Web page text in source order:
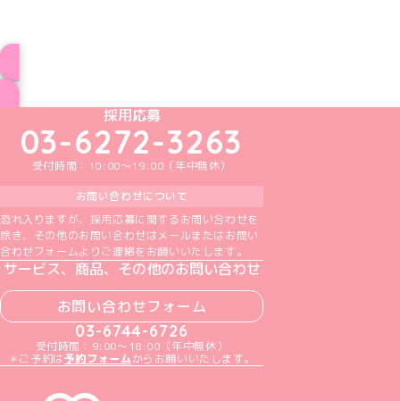
めいどりーみんTikTok公式アカウント
めいどりーみんX公式アカウント
めいどりーみんInstagram公式アカウント
めいどりーみんFacebook公式アカウン
めいどりーみんYouTube公式アカ
採用応募
03-6272-3263
受付時間：10:00～19:00（年中無休）
お問い合わせについて
恐れ入りますが、採用応募に関するお問い合わせを
除き、その他のお問い合わせはメールまたはお問い
合わせフォームよりご連絡をお願いいたします。
サービス、商品、その他のお問い合わせ
お問い合わせフォーム
03-6744-6726
受付時間：9:00～18:00（年中無休）
＊ご予約は予約フォームからお願いいたします。